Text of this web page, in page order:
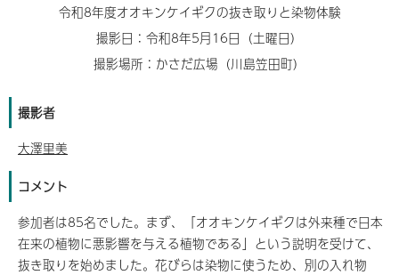
令和8年度オオキンケイギクの抜き取りと染物体験
撮影日：令和8年5月16日（土曜日）
撮影場所：かさだ広場（川島笠田町）
撮影者
大澤里美
コメント
参加者は85名でした。まず、「オオキンケイギクは外来種で日本
在来の植物に悪影響を与える植物である」という説明を受けて、
抜き取りを始めました。花びらは染物に使うため、別の入れ物